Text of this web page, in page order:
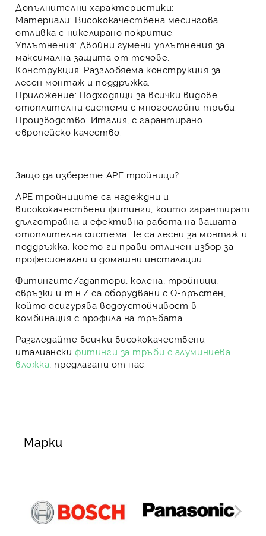
Допълнителни характеристики:
Материали: Висококачествена месингова
отливка с никелирано покритие.
Уплътнения: Двойни гумени уплътнения за
максимална защита от течове.
Конструкция: Разглобяема конструкция за
лесен монтаж и поддръжка.
Приложение: Подходящи за всички видове
отоплителни системи с многослойни тръби.
Производство: Италия, с гарантирано
европейско качество.
Защо да изберете APE тройници?
APE тройниците са надеждни и
висококачествени фитинги, които гарантират
дълготрайна и ефективна работа на вашата
отоплителна система. Те са лесни за монтаж и
поддръжка, което ги прави отличен избор за
професионални и домашни инсталации.
Фитингите/адаптори колена тройници
свръзки и т.н./ са оборудвани с О-пръстен,
който осигурява водоустойчивост в
комбинация с профила на тръбата.
Разгледайте всички висококачествени
италианскифитинги за тръби с алуминиева
вложка , предлагани от нас.
Марки